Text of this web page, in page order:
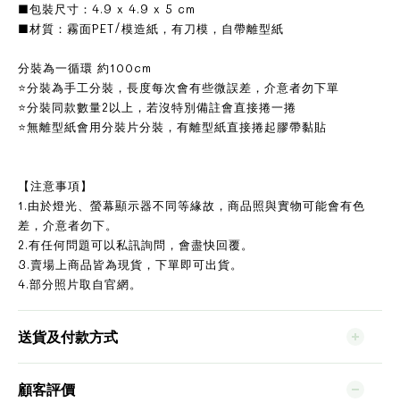
■包裝尺寸：4.9 x 4.9 x 5 cm
■材質：霧面PET/模造紙，有刀模，自帶離型紙
分裝為一循環 約100cm
⭐分裝為手工分裝，長度每次會有些微誤差，介意者勿下單
⭐分裝同款數量2以上，若沒特別備註會直接捲一捲
⭐無離型紙會用分裝片分裝，有離型紙直接捲起膠帶黏貼
【注意事項】
1.由於燈光、螢幕顯示器不同等緣故，商品照與實物可能會有色
差，介意者勿下。
2.有任何問題可以私訊詢問，會盡快回覆。
3.賣場上商品皆為現貨，下單即可出貨。
4.部分照片取自官網。
送貨及付款方式
顧客評價